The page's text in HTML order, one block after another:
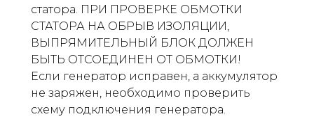
статора. ПРИ ПРОВЕРКЕ ОБМОТКИ
СТАТОРА НА ОБРЫВ ИЗОЛЯЦИИ,
ВЫПРЯМИТЕЛЬНЫЙ БЛОК ДОЛЖЕН
БЫТЬ ОТСОЕДИНЕН ОТ ОБМОТКИ!
Если генератор исправен, а аккумулятор
не заряжен, необходимо проверить
схему подключения генератора.